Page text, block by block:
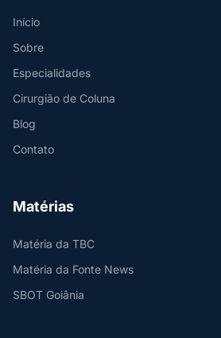
Início
Sobre
Especialidades
Cirurgião de Coluna
Blog
Contato
Matérias
Matéria da TBC
Matéria da Fonte News
SBOT Goiânia